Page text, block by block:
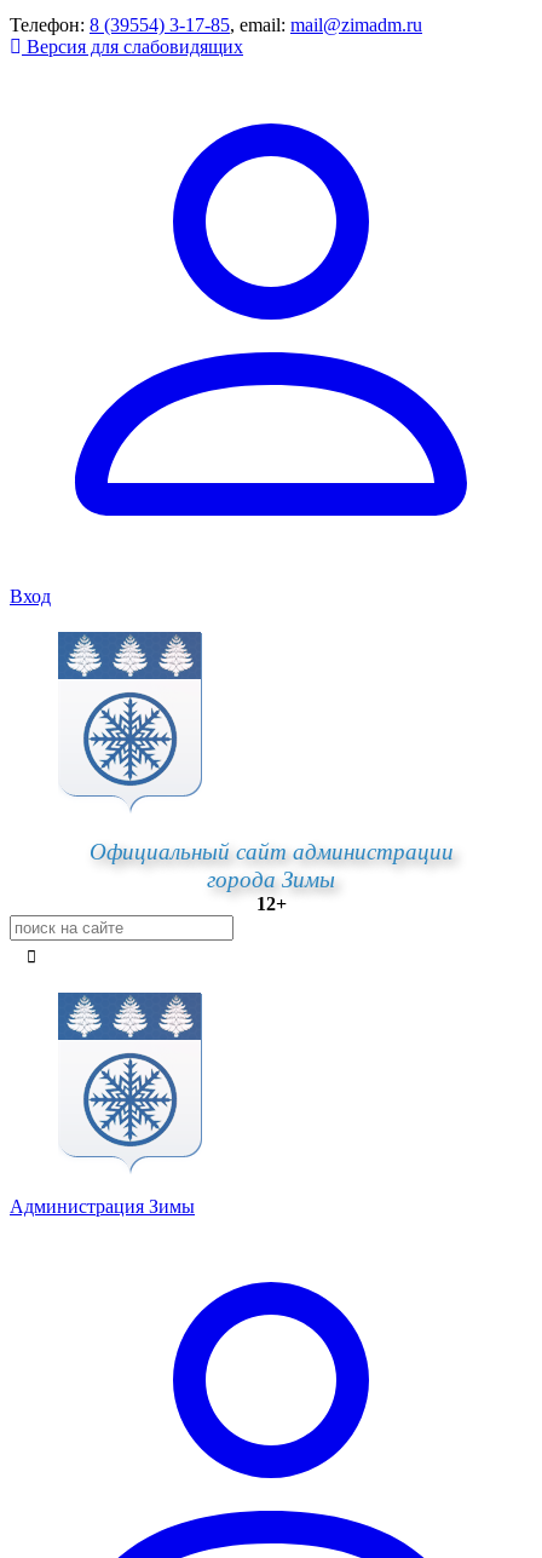
Телефон: 8 (39554) 3-17-85, email: mail@zimadm.ru
Версия для слабовидящих
Вход
Официальный сайт администрации
города Зимы
12+
Администрация Зимы